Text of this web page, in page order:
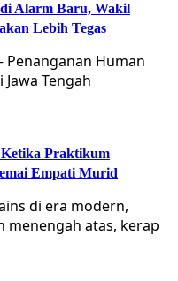
Alarm Baru, Wakil
Lebih Tegas
Human
Tengah
Praktikum
Empati Murid
di era modern,
menengah atas, kerap